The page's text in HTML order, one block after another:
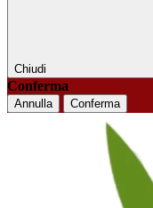
Chiudi
Conferma
Annulla Conferma